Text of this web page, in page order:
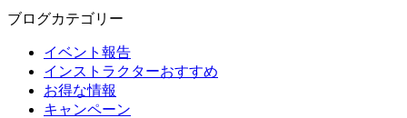
ブログカテゴリー
イベント報告
インストラクターおすすめ
お得な情報
キャンペーン